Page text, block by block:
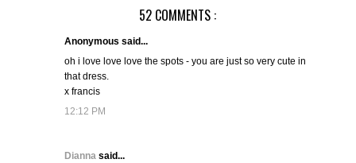
52 COMMENTS :
Anonymous said...
oh i love love love the spots - you are just so very cute in
that dress.
x francis
12:12 PM
Dianna said...